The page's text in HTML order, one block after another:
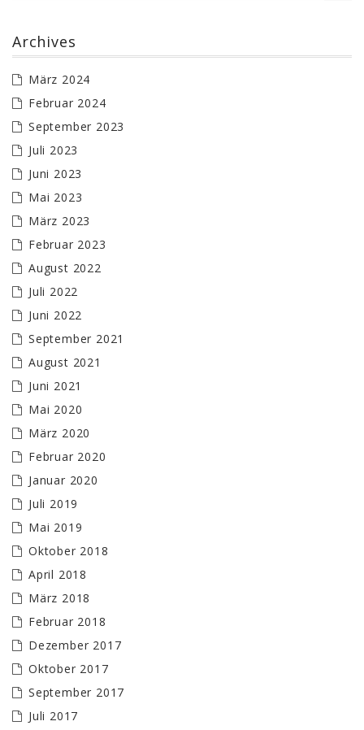
Archives
März 2024
Februar 2024
September 2023
Juli 2023
Juni 2023
Mai 2023
März 2023
Februar 2023
August 2022
Juli 2022
Juni 2022
September 2021
August 2021
Juni 2021
Mai 2020
März 2020
Februar 2020
Januar 2020
Juli 2019
Mai 2019
Oktober 2018
April 2018
März 2018
Februar 2018
Dezember 2017
Oktober 2017
September 2017
Juli 2017